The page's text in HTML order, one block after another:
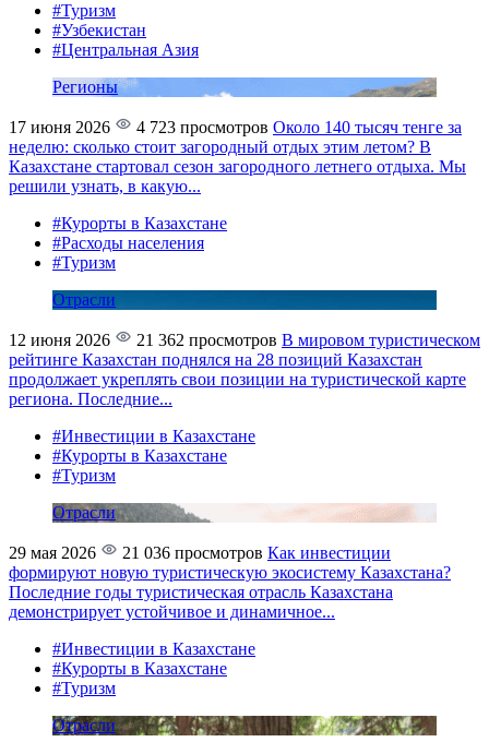
#Туризм
#Узбекистан
#Центральная Азия
Регионы
17 июня 2026 4 723 просмотров Около 140 тысяч тенге за
неделю: сколько стоит загородный отдых этим летом? В
Казахстане стартовал сезон загородного летнего отдыха. Мы
решили узнать, в какую...
#Курорты в Казахстане
#Расходы населения
#Туризм
Отрасли
12 июня 2026 21 362 просмотров В мировом туристическом
рейтинге Казахстан поднялся на 28 позиций Казахстан
продолжает укреплять свои позиции на туристической карте
региона. Последние...
#Инвестиции в Казахстане
#Курорты в Казахстане
#Туризм
Отрасли
29 мая 2026 21 036 просмотров Как инвестиции
формируют новую туристическую экосистему Казахстана?
Последние годы туристическая отрасль Казахстана
демонстрирует устойчивое и динамичное...
#Инвестиции в Казахстане
#Курорты в Казахстане
#Туризм
Отрасли